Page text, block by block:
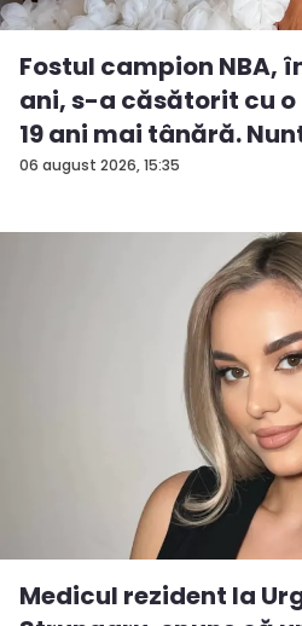
06 august 2026, 15:35
Fostul campion NBA,
ani, s-a căsătorit cu
19 ani mai tânără.
Medicul rezident la